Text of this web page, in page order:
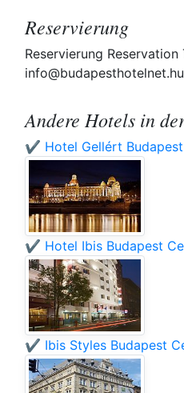
Reservierung
Reservierung
info@budapesthotelnet.hu
Andere Hotels in
✔️ Hotel Gellért
✔️ Hotel Ibis Budapest
✔️ Ibis Styles Budapest